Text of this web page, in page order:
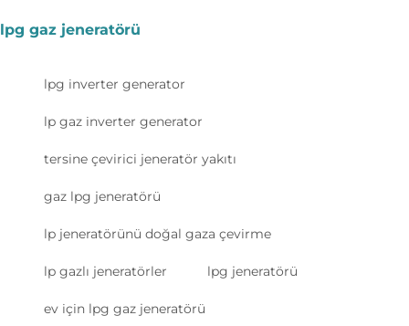
lpg gaz jeneratörü
lpg inverter generator
lp gaz inverter generator
tersine çevirici jeneratör yakıtı
gaz lpg jeneratörü
lp jeneratörünü doğal gaza çevirme
lp gazlı jeneratörler lpg jeneratörü
ev için lpg gaz jeneratörü